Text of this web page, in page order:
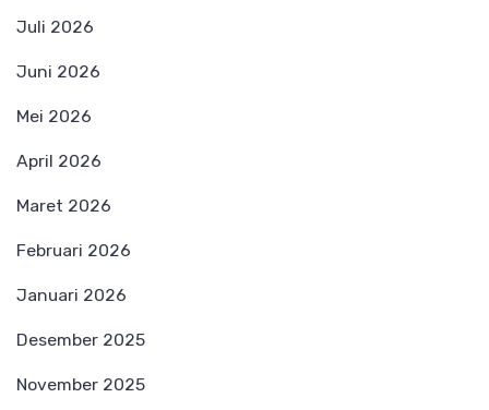
Juli 2026
Juni 2026
Mei 2026
April 2026
Maret 2026
Februari 2026
Januari 2026
Desember 2025
November 2025